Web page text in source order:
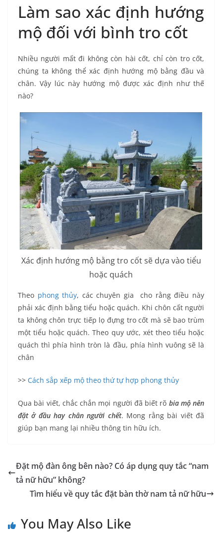
Làm sao xác định hướng
mộ đối với bình tro cốt
Nhiều người mất đi không còn hài cốt, chỉ còn tro cốt,
chúng ta không thể xác định hướng mộ bằng đầu và
chân. Vậy lúc này hướng mộ được xác định như thế
nào?
Xác định hướng mộ bằng tro cốt sẽ dựa vào tiểu
hoặc quách
Theo phong thủy, các chuyên gia cho rằng điều này
phải xác định bằng tiểu hoặc quách. Khi chôn cất người
ta không chôn trực tiếp lọ đựng tro cốt mà sẽ bao trùm
một tiểu hoặc quách. Theo quy ước, xét theo tiểu hoặc
quách thì phía hình tròn là đầu, phía hình vuông sẽ là
chân
>> Cách sắp xếp mộ theo thứ tự hợp phong thủy
Qua bài viết, chắc chắn mọi người đã biết rõ bia mộ nên
đặt ở đầu hay chân người chết. Mong rằng bài viết đã
giúp bạn mang lại nhiều thông tin hữu ích.
Đặt mộ đàn ông bên nào? Có áp dụng quy tắc “nam
tả nữ hữu” không?
Tìm hiểu về quy tắc đặt bàn thờ nam tả nữ hữu
You May Also Like